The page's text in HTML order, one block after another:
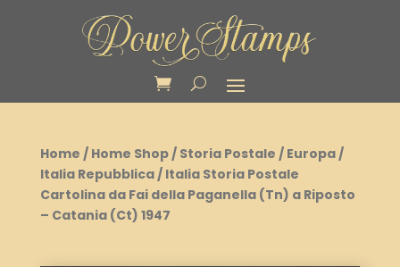
Home / Home Shop/ Storia Postale / Europa/
Italia Repubblica/ Italia Storia Postale
Cartolina da Fai della Paganella (Tn) a Riposto
– Catania (Ct) 1947